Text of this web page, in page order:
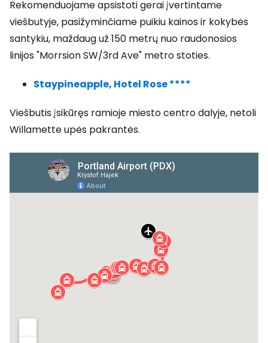
Rekomenduojame apsistoti gerai įvertintame
viešbutyje, pasižyminčiame puikiu kainos ir kokybės
santykiu, maždaug už 150 metrų nuo raudonosios
linijos "Morrsion SW/3rd Ave" metro stoties.
Staypineapple, Hotel Rose ****
Viešbutis įsikūręs ramioje miesto centro dalyje, netoli
Willamette upės pakrantės.